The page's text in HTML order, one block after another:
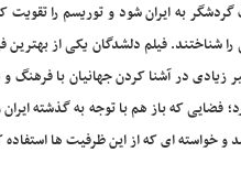
به ایران شود و توریسم را تقویت
شناختند. فیلم دلشدگان یکی از بهترین
در آشنا کردن جهانیان با فرهنگ و
فضایی که باز هم با توجه به گذشته
خواسته ای که از این ظرفیت ها استفاده